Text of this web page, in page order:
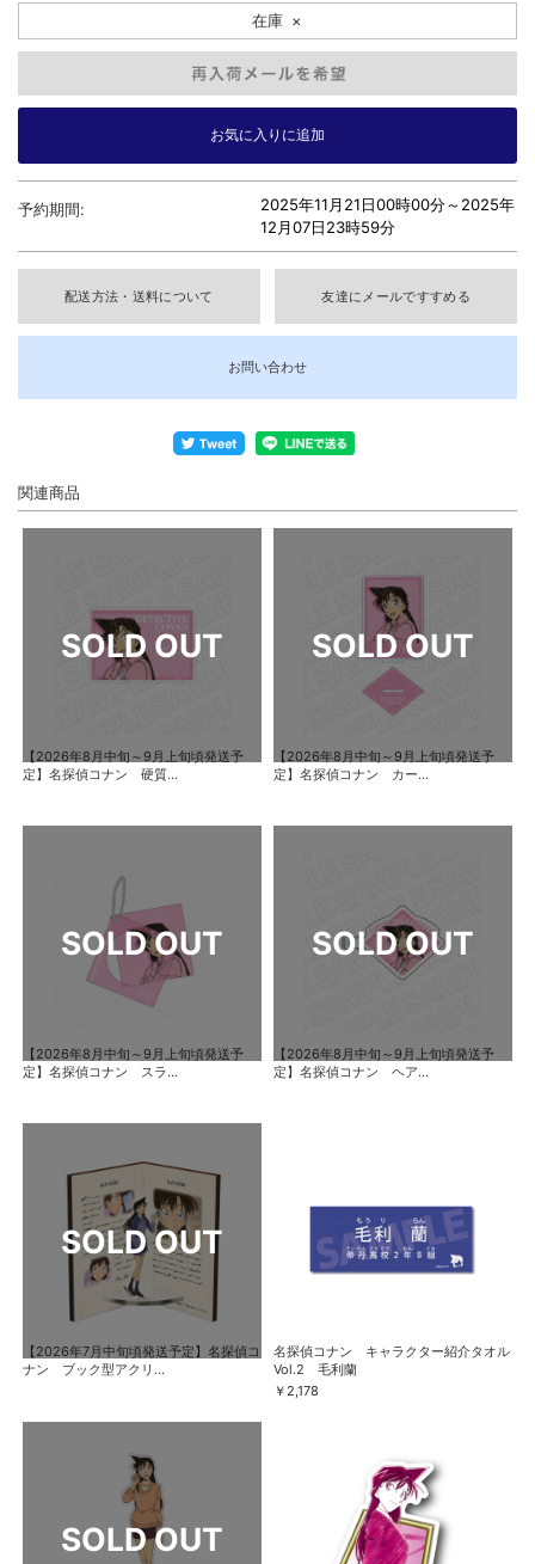
在庫 ×
予約期間: 2025年11月21日00時00分～2025年
12月07日23時59分
配送方法・送料について 友達にメールですすめる
お問い合わせ
関連商品
【2026年8月中旬～9月上旬頃発送予
定】名探偵コナン 硬質...
【2026年8月中旬～9月上旬頃発送予
定】名探偵コナン カー...
【2026年8月中旬～9月上旬頃発送予
定】名探偵コナン スラ...
【2026年8月中旬～9月上旬頃発送予
定】名探偵コナン ヘア...
【2026年7月中旬頃発送予定】名探偵コ
ナン ブック型アクリ...
名探偵コナン キャラクター紹介タオル
Vol.2 毛利蘭
￥2,178